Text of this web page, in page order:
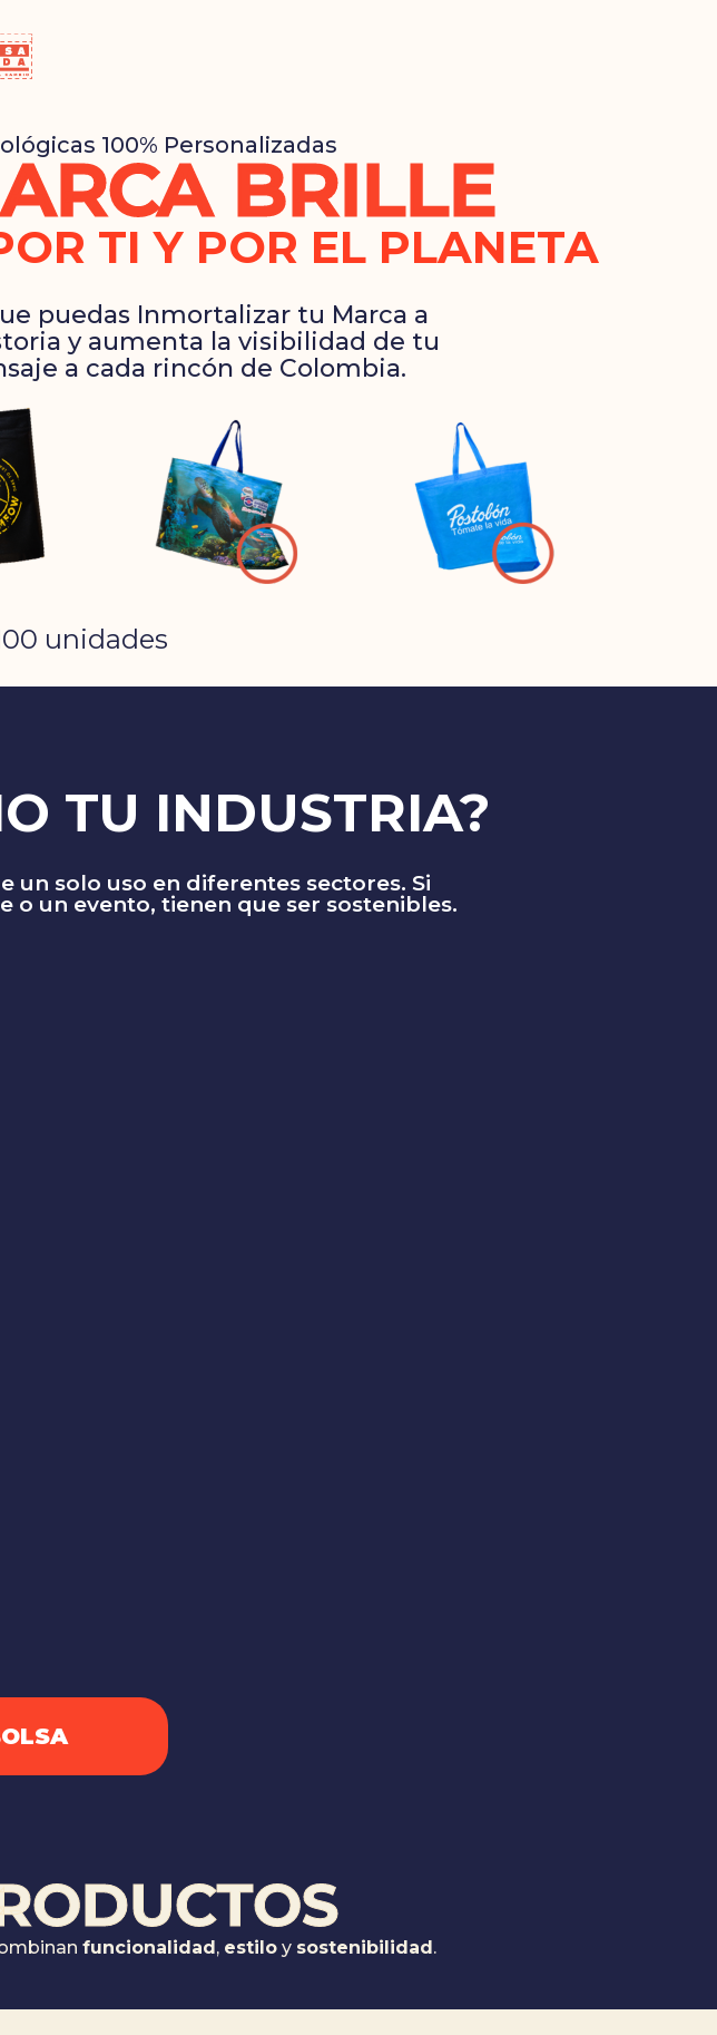
100% PersonalizadasBRILLE
TI Y POR EL PLANETA
puedas Inmortalizar tu Marca a
y aumenta la visibilidad de tu
a cada rincón de Colombia.
unidades
TU INDUSTRIA?
un solo uso en diferentes sectores. Si
o un evento, tienen que ser sostenibles.
funcionalidad, estilo y sostenibilidad.